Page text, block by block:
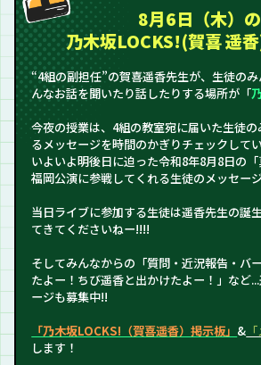
8月6日（木）の
乃木坂LOCKS!(賀喜 遥
“4組の副担任”の賀喜遥香先生が、生徒の
んなお話を聞いたり話したりする場所が「
今夜の授業は、4組の教室宛に届いた生徒
るメッセージを時間のかぎりチェックして
いよいよ明後日に迫った令和8年8月8日の「
福岡公演に参戦してくれる生徒のメッセー
当日ライブに参加する生徒は遥香先生の誕
てきてくださいねー!!!!
そしてみんなからの「質問・近況報告・バ
たよー！ちび遥香と出かけたよー！」など
ージも募集中!!
「乃木坂LOCKS!（賀喜遥香）掲示板」 &
します！